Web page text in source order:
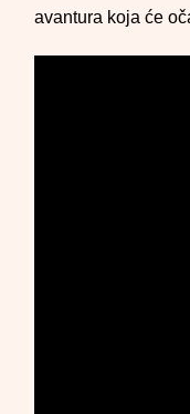
avantura koja će